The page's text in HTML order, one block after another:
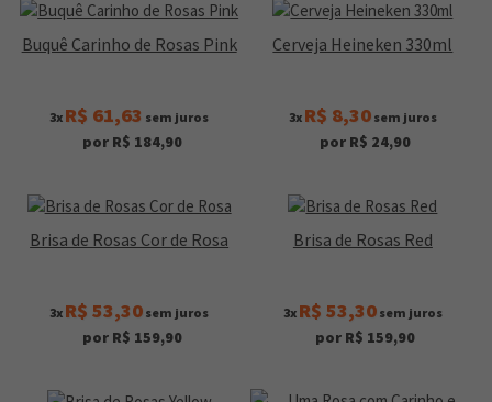
Buquê Carinho de Rosas Pink
3x R$ 61,63 sem juros
por R$ 184,90
Cerveja Heineken 330ml
3x R$ 8,30sem juros
por R$ 24,90
Brisa de Rosas Cor de Rosa
3x R$ 53,30 sem juros
por R$ 159,90
Brisa de Rosas Red
3x R$ 53,30sem juros
por R$ 159,90